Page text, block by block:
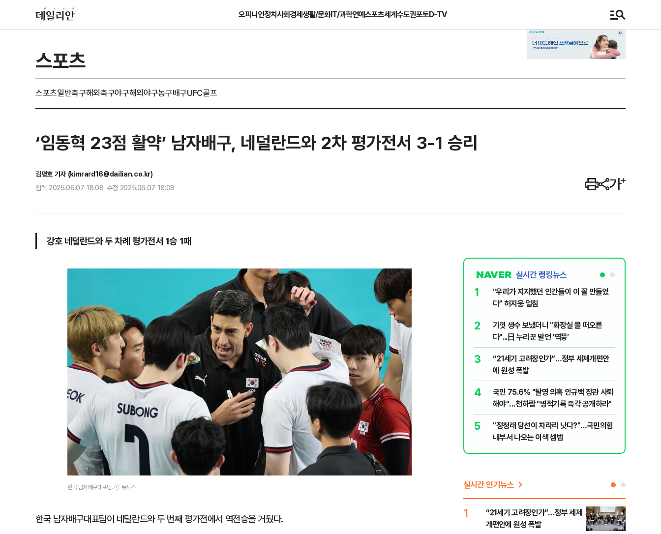
오피니언정치사회경제생활/문화IT/과학연예스포츠세계수도권포토D-TV
스포츠
스포츠일반축구해외축구야구해외야구농구배구UFC골프
‘임동혁 23점 활약’ 남자배구, 네덜란드와 2차 평가전서 3-1 승리
김평호 기자 (kimrard16@dailian.co.kr)
입력 2025.06.07 18:08 수정 2025.06.07 18:08
강호 네덜란드와 두 차례 평가전서 1승 1패
한국 남자배구대표팀. ⓒ 뉴시스
한국 남자배구대표팀이 네덜란드와 두 번째 평가전에서 역전승을 거뒀다.
실시간 랭킹뉴스
1
"우리가 지지했던 인간들이 이 꼴 만들었
다" 허지웅 일침
2
기껏 생수 보냈더니 "화장실 물 떠오른
다"...日 누리꾼 발언 ‘역풍’
3
“21세기 고려장인가”…정부 세제개편안
에 원성 폭발
4
국민 75.6% "탈영 의혹 안규백 장관 사퇴
해야"…천하람 "병적기록 즉각 공개하라"
5
​"정청래 당선이 차라리 낫다?"…국민의힘
내부서 나오는 이색 셈법
실시간 인기뉴스
1
“21세기 고려장인가”…정부 세제
개편안에 원성 폭발